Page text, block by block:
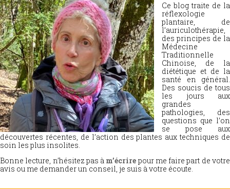
Ce blog traite de la
réflexologie
plantaire, de
l’auriculothérapie,
des principes de la
Médecine
Traditionnelle
Chinoise, de la
diététique et de la
santé en général.
Des soucis de tous
les jours aux
grandes
pathologies, des
questions que l’on
se pose aux
découvertes récentes, de l’action des plantes aux techniques de
soin les plus insolites.
Bonne lecture, n’hésitez pas à m’écrire pour me faire part de votre
avis ou me demander un conseil, je suis à votre écoute.